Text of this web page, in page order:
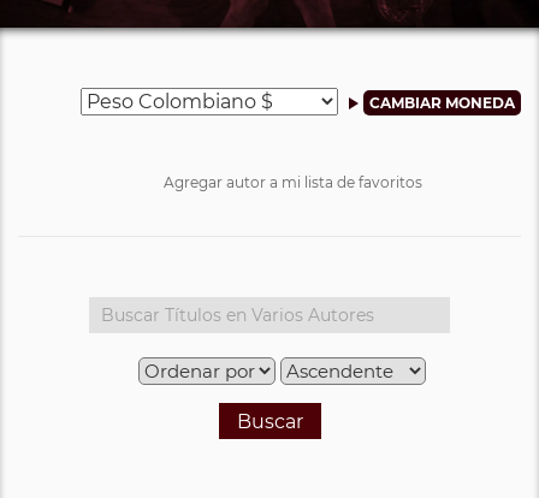
Agregar autor a mi lista de favoritos
Buscar